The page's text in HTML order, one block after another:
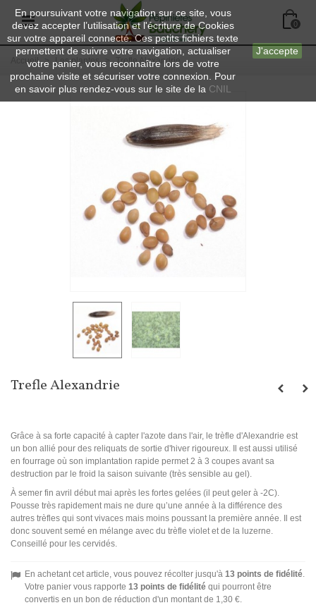
En poursuivant votre navigation sur ce site, vous
devez accepter l’utilisation et l'écriture de Cookies
sur votre appareil connecté. Ces petits fichiers texte
permettent de suivre votre navigation, actualiser
votre panier, vous reconnaître lors de votre
prochaine visite et sécuriser votre connexion. Pour
en savoir plus rendez-vous sur le site de la CNIL
J'accepte
0
Accueil > Les plantes > Trefle Alexandrie
Trefle Alexandrie
Grâce à sa forte capacité à capter l'azote dans l'air, le trèfle d'Alexandrie est
un bon allié pour des reliquats de sortie d'hiver rigoureux. Il est aussi utilisé
en fourrage où son implantation rapide permet 2 à 3 coupes avant sa
destruction par le froid la saison suivante (très sensible au gel).
À semer fin avril début mai après les fortes gelées (il peut geler à -2C).
Pousse très rapidement mais ne dure qu’une année à la différence des
autres trèfles qui sont vivaces mais moins poussant la première année. Il est
donc souvent semé en mélange avec du trèfle violet et de la luzerne.
Conseillé pour les cervidés.
En achetant cet article, vous pouvez récolter jusqu'à 13 points de fidélité
Votre panier vous rapporte 13 points de fidélité qui pourront être
convertis en un bon de réduction d'un montant de 1,30 €